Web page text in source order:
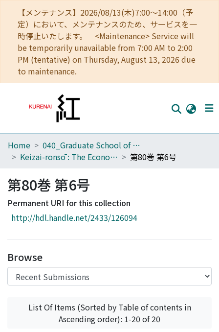
【メンテナンス】2026/08/13(木)7:00～14:00（予
定）において、メンテナンスのため、サービスを一
時停止いたします。 <Maintenance> Service will
be temporarily unavailable from 7:00 AM to 2:00
PM (tentative) on Thursday, August 13, 2026 due
to maintenance.
Home
Browse
Download Ranking
Access Statistics
Home
040_Graduate School of Economics
Keizai-ronsō : The Economic Review
第80巻 第6号
第80巻 第6号
Permanent URI for this collection
http://hdl.handle.net/2433/126094
Browse
List Of Items (Sorted by Table of contents in
Ascending order): 1-20 of 20